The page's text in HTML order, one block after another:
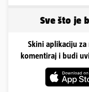
Sve što je
Skini aplikaciju
komentiraj i budi